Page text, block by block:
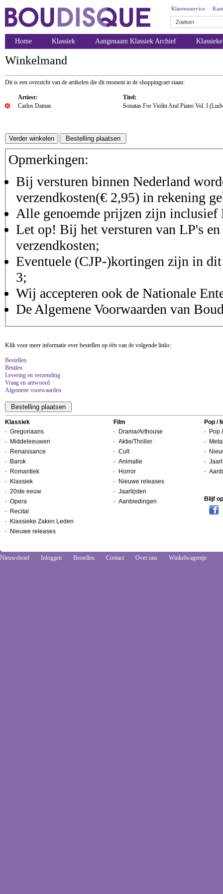
Klantenservice
Home Klassiek Aangenaam Klassiek Archief
Winkelmand
Dit is een overzicht van de artikelen die dit moment in de shoppingcart staan:
Artiest:
Titel:
Carlos Damas
Sonatas For Violin And Piano Vol. I
Opmerkingen:
Bij versturen binnen Nederland
verzendkosten(€ 2,95) in rekening
Alle genoemde prijzen zijn inclusief
Let op! Bij het versturen van LP's
verzendkosten;
Eventuele (CJP-)kortingen zijn in
3;
Wij accepteren ook de Nationale
De Algemene Voorwaarden van
Klik voor meer informatie over bestellen op één van de volgende links:
Bestellen
Betalen
Levering en verzending
Vraag en antwoord
Algemene voorwaarden
Klassiek
Gregoriaans
Middeleeuwen
Renaissance
Barok
Romantiek
Klassiek
20ste eeuw
Opera
Recital
Klassieke Zaken Leden
Nieuwe releases
Film
Drama/Arthouse
Aktie/Thriller
Cult
Animatie
Horror
Nieuwe releases
Jaarlijsten
Aanbiedingen
Pop /
Pop
Blijf
Nieuwsbrief Inloggen Bestellen Contact Over ons Winkelwagentje